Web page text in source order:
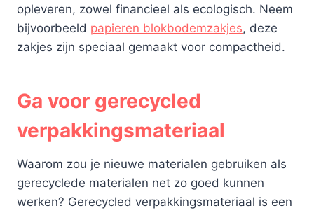
opleveren, zowel financieel als ecologisch. Neem
bijvoorbeeld papieren blokbodemzakjes, deze
zakjes zijn speciaal gemaakt voor compactheid.
Ga voor gerecycled
verpakkingsmateriaal
Waarom zou je nieuwe materialen gebruiken als
gerecyclede materialen net zo goed kunnen
werken? Gerecycled verpakkingsmateriaal is een